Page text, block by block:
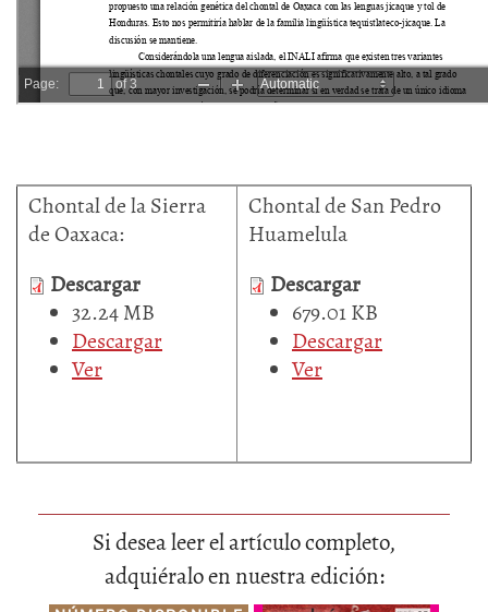
Chontal de la Sierra
de Oaxaca:
Descargar
32.24 MB
Descargar
Ver
Chontal de San Pedro
Huamelula
Descargar
679.01 KB
Descargar
Ver
Si desea leer el artículo completo,
adquiéralo en nuestra edición: